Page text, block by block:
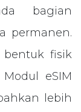
bagian
permanen.
bentuk fisik
eSIM
lebih